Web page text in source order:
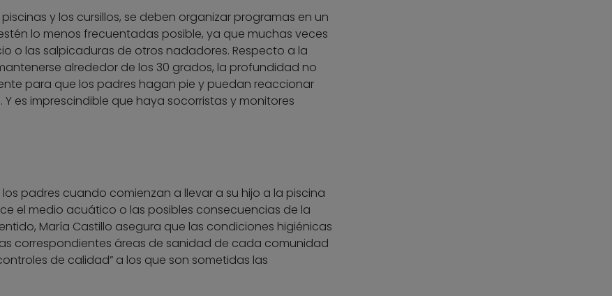
y los cursillos, se deben organizar programas en un
lo menos frecuentadas posible, ya que muchas veces
o las salpicaduras de otros nadadores. Respecto a la
alrededor de los 30 grados, la profundidad no
para que los padres hagan pie y puedan reaccionar
es imprescindible que haya socorristas y monitores
padres cuando comienzan a llevar a su hijo a la piscina
el medio acuático o las posibles consecuencias de la
María Castillo asegura que las condiciones higiénicas
correspondientes áreas de sanidad de cada comunidad
de calidad” a los que son sometidas las